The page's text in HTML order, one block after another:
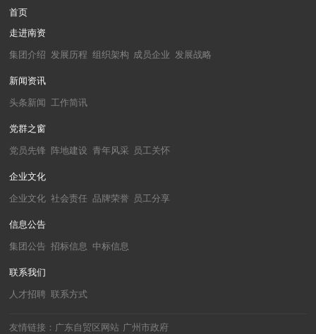
首页
走进南资
集团介绍 发展历程 组织架构 成员企业 发展战略
新闻资讯
头条新闻 工作简讯
党群之窗
党员先锋 阵地建设 青年风采 员工关怀
企业文化
企业文化 社会责任 品牌荣誉 员工分享
信息公告
集团公告 招标信息 中标信息
联系我们
人才招聘 联系方式
友情链接： 广东自贸区网站 广州市政府